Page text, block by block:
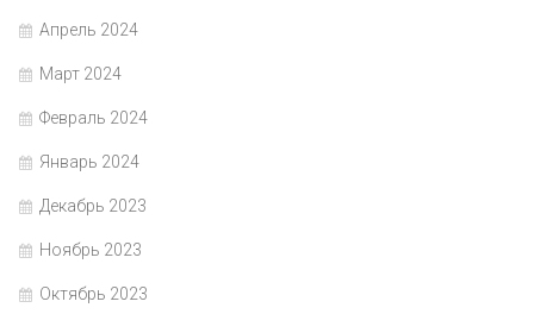
Апрель 2024
Март 2024
Февраль 2024
Январь 2024
Декабрь 2023
Ноябрь 2023
Октябрь 2023